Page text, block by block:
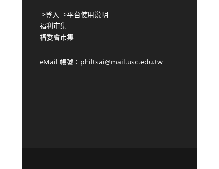
>登入 >平台使用说明
福利市集
福委會市集
eMail 帳號：philtsai@mail.usc.edu.tw